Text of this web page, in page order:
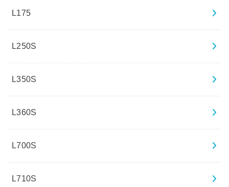
L175
L250S
L350S
L360S
L700S
L710S